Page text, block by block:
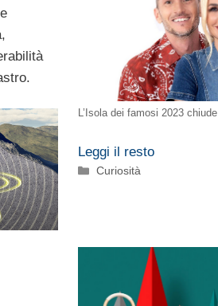
L’Isola dei famosi 2023 chiude
Leggi il resto
Categorie
Curiosità